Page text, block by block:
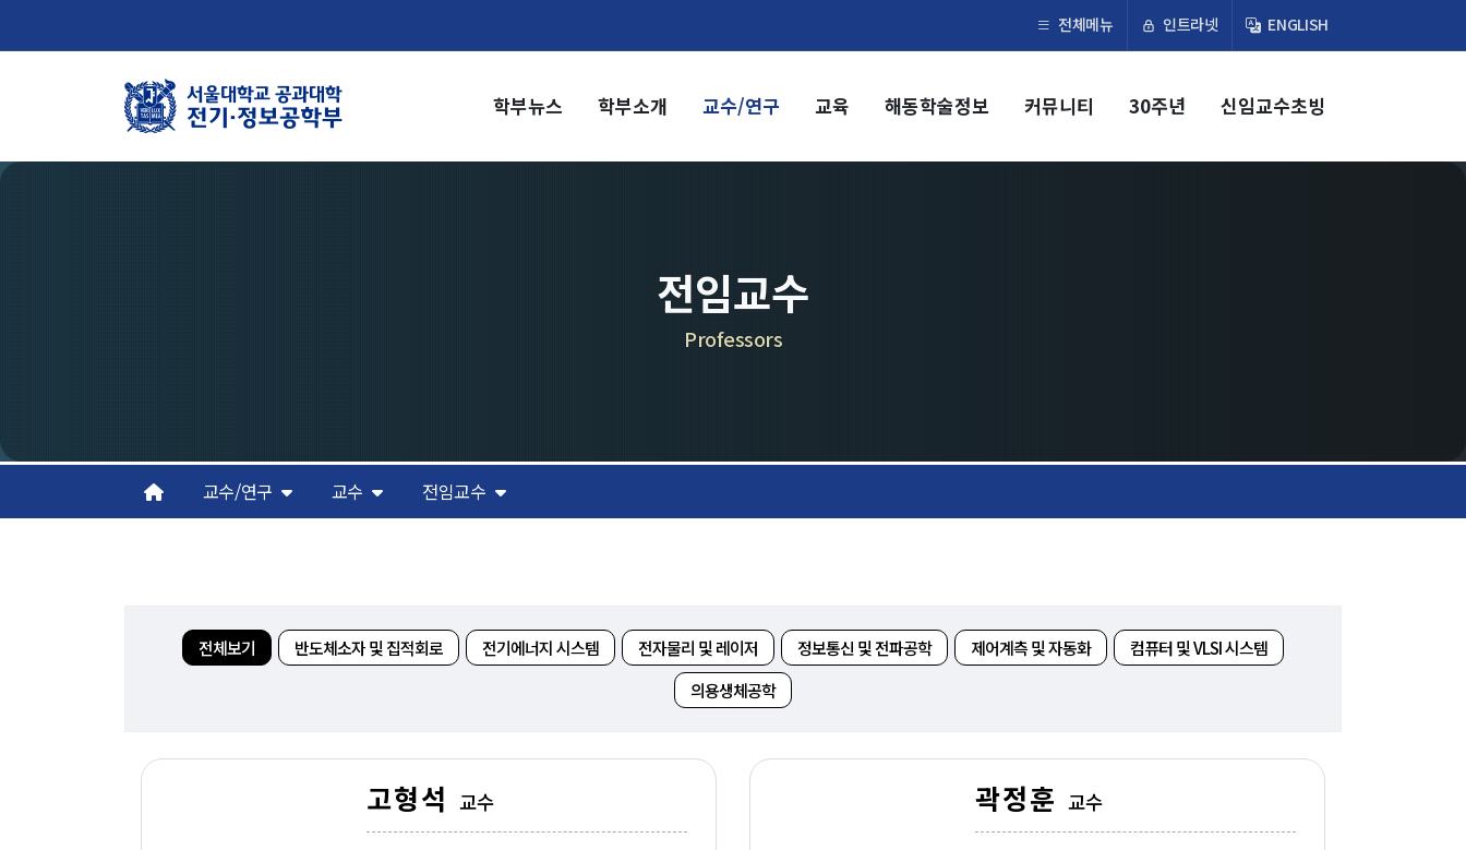
전체메뉴 인트라넷 ENGLISH
학부뉴스 학부소개 교수/연구 교육 해동학술정보 커뮤니티 30주년 신임교수초빙
×
학부뉴스
뉴스
학부소개
학부장 인사말
교수/연구
교수
역대학부장
연구실/연구소
연구실
전기정보세미나
교육
학부
협동과정 인공지능
보유도서
취업ㆍ진로
기타
학부 비전
행사 사진
전임교수
Professors
교수/연구 교수 전임교수
전체보기 반도체소자 및 집적회로 전기에너지 시스템 전자물리 및 레이저 정보통신 및 전파공학 제어계측 및 자동화
컴퓨터 및 VLSI 시스템
의용생체공학
고형석 교수 곽정훈 교수